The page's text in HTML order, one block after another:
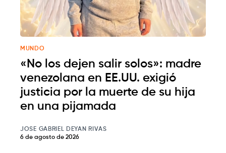
MUNDO
«No los dejen salir solos»: madre
venezolana en EE.UU. exigió
justicia por la muerte de su hija
en una pijamada
JOSE GABRIEL DEYAN RIVAS
6 de agosto de 2026